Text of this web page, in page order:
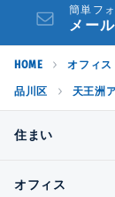
簡単フ
メール
HOME オフィス
品川区 天王洲
住まい
オフィス